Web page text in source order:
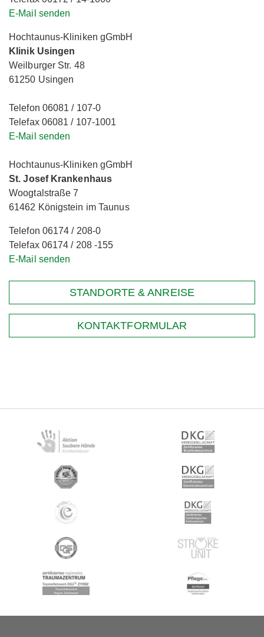
E-Mail senden
Hochtaunus-Kliniken gGmbH
Klinik Usingen
Weilburger Str. 48
61250 Usingen
Telefon 06081 / 107-0
Telefax 06081 / 107-1001
E-Mail senden
Hochtaunus-Kliniken gGmbH
St. Josef Krankenhaus
Woogtalstraße 7
61462 Königstein im Taunus
Telefon 06174 / 208-0
Telefax 06174 / 208 -155
E-Mail senden
STANDORTE & ANREISE
KONTAKTFORMULAR